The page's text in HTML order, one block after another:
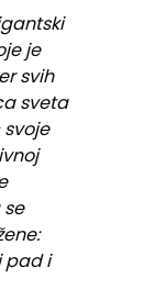
je
svih
sveta
pad i